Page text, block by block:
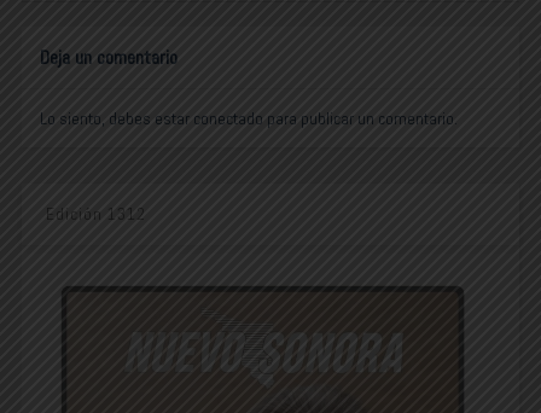
Deja un comentario
Lo siento, debes estar conectado para publicar un comentario.
Edición 1312